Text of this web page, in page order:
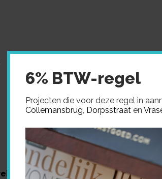
6% BTW-regel
Projecten die voor deze regel in
Collemansbrug, Dorpsstraat en